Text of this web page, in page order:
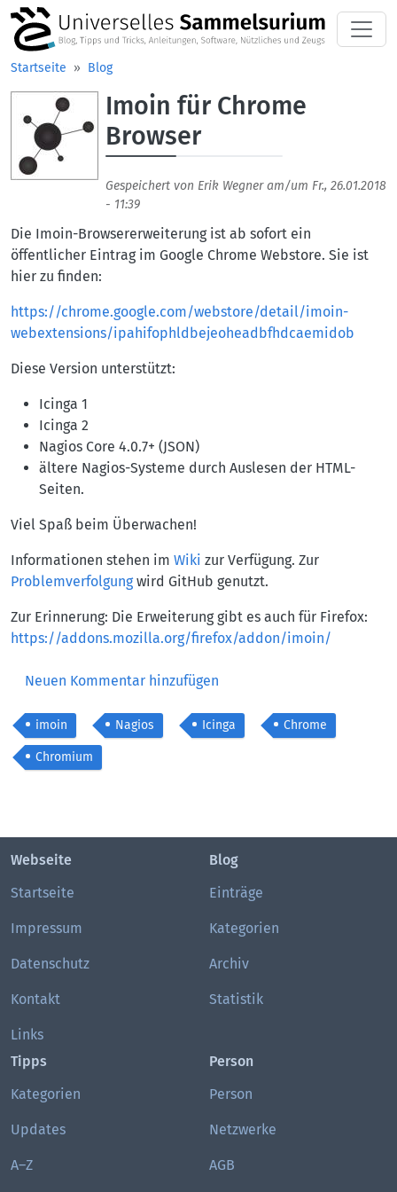
Direkt zum Inhalt
Startseite Blog
Imoin für Chrome
Browser
Aufmacherbild
Gespeichert von Erik Wegneram/um Fr., 26.01.2018
- 11:39
Die Imoin-Browsererweiterung ist ab sofort ein
öffentlicher Eintrag im Google Chrome Webstore. Sie ist
hier zu finden:
https://chrome.google.com/webstore/detail/imoin-
webextensions/ipahifophldbejeoheadbfhdcaemidob
Diese Version unterstützt:
Icinga 1
Icinga 2
Nagios Core 4.0.7+ (JSON)
ältere Nagios-Systeme durch Auslesen der HTML-
Seiten.
Viel Spaß beim Überwachen!
Informationen stehen im Wiki zur Verfügung. Zur
Problemverfolgungwird GitHub genutzt.
Zur Erinnerung: Die Erweiterung gibt es auch für Firefox:
https://addons.mozilla.org/firefox/addon/imoin/
Neuen Kommentar hinzufügen
imoin Nagios Icinga Chrome
Chromium
Webseite
Startseite
Impressum
Datenschutz
Kontakt
Links
Blog
Einträge
Kategorien
Archiv
Statistik
Tipps
Kategorien
Updates
A–Z
Person
Person
Netzwerke
AGB